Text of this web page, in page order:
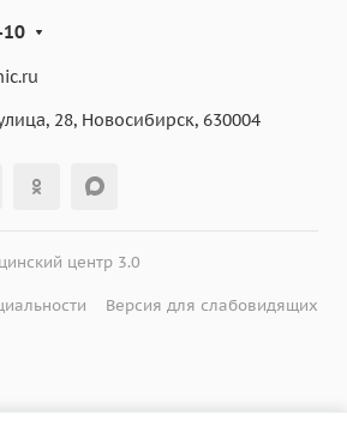
28, Новосибирск, 630004
центр 3.0
Версия для слабовидящих